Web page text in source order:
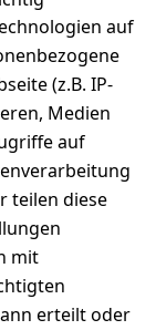
auf
(z.B. IP-
Medien
auf
teilen diese
mit
erteilt oder